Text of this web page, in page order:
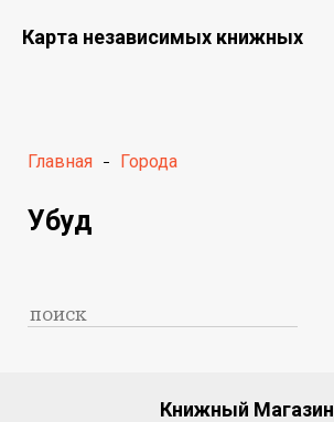
Карта независимых книжных
Главная - Города
Убуд
Книжный Магазин